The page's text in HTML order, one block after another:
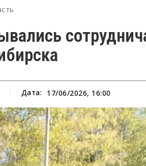
Дата: 17/06/2026, 16:00